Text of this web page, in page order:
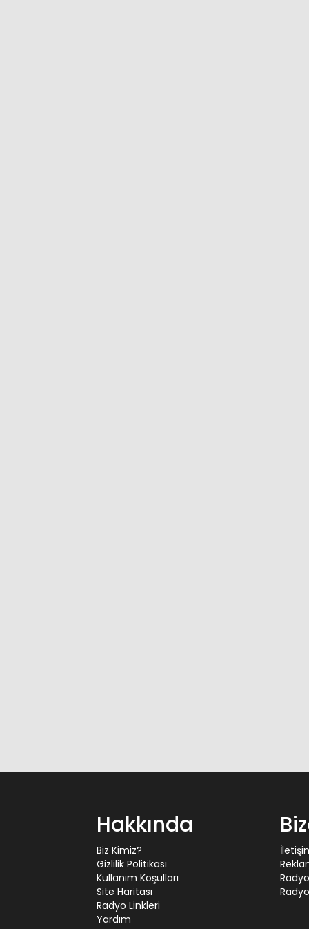
Hakkında
Biz Kimiz?
Gizlilik Politikası
Kullanım Koşulları
Site Haritası
Radyo Linkleri
Yardım